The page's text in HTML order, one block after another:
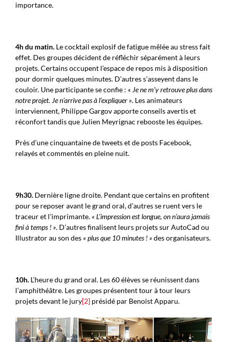
importance.
4h du matin. Le cocktail explosif de fatigue mêlée au stress fait
effet. Des groupes décident de réfléchir séparément à leurs
projets. Certains occupent l’espace de repos mis à disposition
pour dormir quelques minutes. D’autres s’asseyent dans le
couloir. Une participante se confie : « Je ne m’y retrouve plus dans
notre projet. Je n’arrive pas à l’expliquer ». Les animateurs
interviennent, Philippe Gargov apporte conseils avertis et
réconfort tandis que Julien Meyrignac rebooste les équipes.
Près d’une cinquantaine de tweets et de posts Facebook,
relayés et commentés en pleine nuit.
9h30. Dernière ligne droite. Pendant que certains en profitent
pour se reposer avant le grand oral, d’autres se ruent vers le
traceur et l’imprimante. « L’impression est longue, on n’aura jamais
fini à temps ! ». D’autres finalisent leurs projets sur AutoCad ou
Illustrator au son des « plus que 10 minutes ! »des organisateurs.
10h. L’heure du grand oral. Les 60 élèves se réunissent dans
l’amphithéâtre. Les groupes présentent tour à tour leurs
projets devant le jury[2] présidé par Benoist Apparu.